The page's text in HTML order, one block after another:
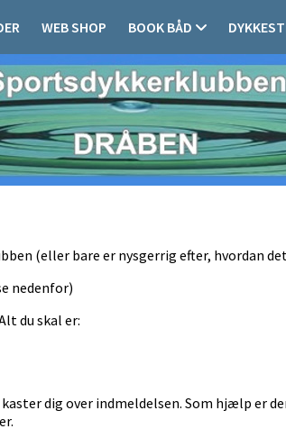
WEB SHOP BOOK BÅD
(eller bare er nysgerrig efter, hvordan
nedenfor)
du skal er:
dig over indmeldelsen. Som hjælp er